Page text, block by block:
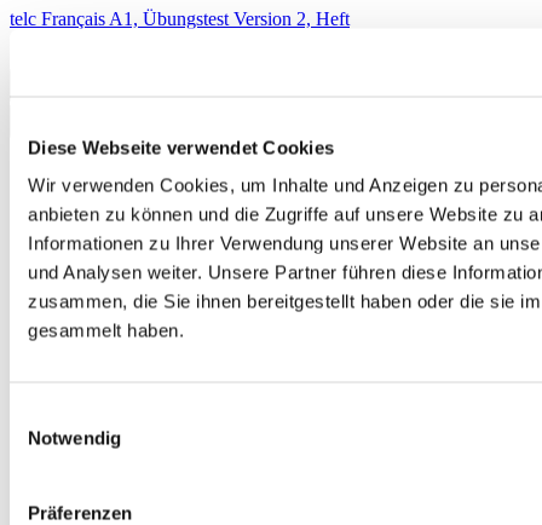
Diese Webseite verwendet Cookies
Wir verwenden Cookies, um Inhalte und Anzeigen zu
anbieten zu können und die Zugriffe auf unsere Website zu
Informationen zu Ihrer Verwendung unserer Website an
und Analysen weiter. Unsere Partner führen diese
zusammen, die Sie ihnen bereitgestellt haben oder die sie
gesammelt haben.
Notwendig
Präferenzen
telc Français A1, Übungstest Version 2, Heft